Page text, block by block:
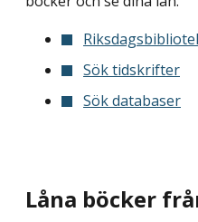
Sök tidskrifter
Sök databaser
Låna böcker